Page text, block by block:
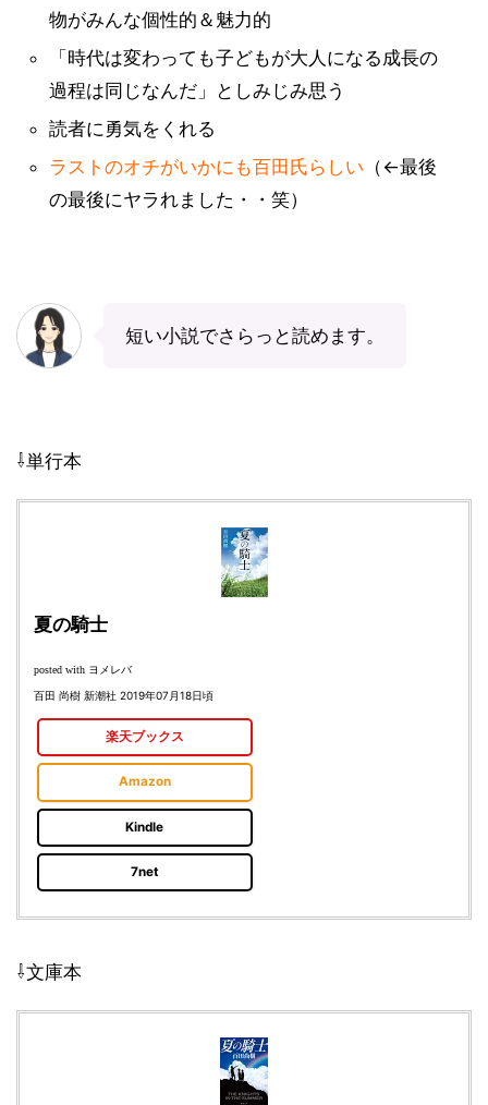
物がみんな個性的＆魅力的
「時代は変わっても子どもが大人になる成長の
過程は同じなんだ」としみじみ思う
読者に勇気をくれる
ラストのオチがいかにも百田氏らしい （←最後
の最後にヤラれました・・笑）
短い小説でさらっと読めます。
⇩単行本
夏の騎士
posted with ヨメレバ
百田 尚樹 新潮社 2019年07月18日頃
楽天ブックス
Amazon
Kindle
7net
⇩文庫本